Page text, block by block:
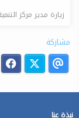
زيارة مدير مركز
مشاركة
نبذة عنا